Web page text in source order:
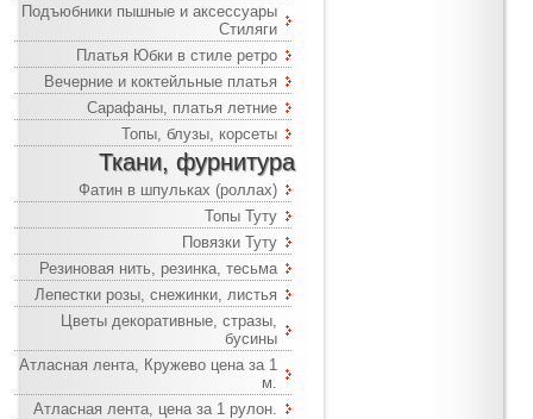
Подъюбники пышные и аксессуары
Стиляги
Платья Юбки в стиле ретро
Вечерние и коктейльные платья
Сарафаны, платья летние
Топы, блузы, корсеты
Ткани, фурнитура
Фатин в шпульках (роллах)
Топы Туту
Повязки Туту
Резиновая нить, резинка, тесьма
Лепестки розы, снежинки, листья
Цветы декоративные, стразы,
бусины
Атласная лента, Кружево цена за 1
м.
Атласная лента, цена за 1 рулон.